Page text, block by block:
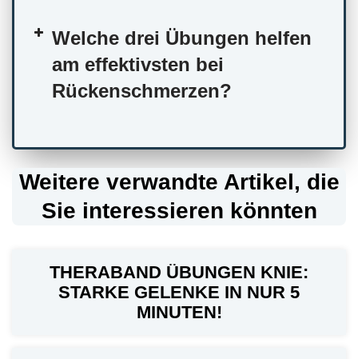
Welche drei Übungen helfen
am effektivsten bei
Rückenschmerzen?
Weitere verwandte Artikel, die
Sie interessieren könnten
THERABAND ÜBUNGEN KNIE:
STARKE GELENKE IN NUR 5
MINUTEN!